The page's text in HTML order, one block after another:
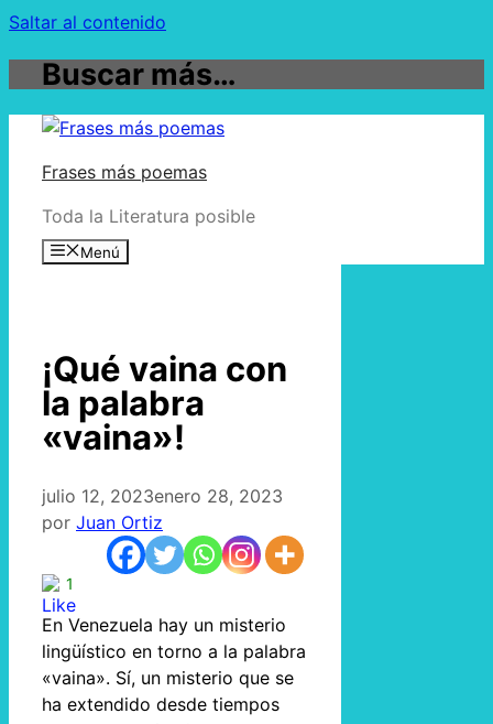
Saltar al contenido
Buscar más…
Frases más poemas
Toda la Literatura posible
Menú
¡Qué vaina con
la palabra
«vaina»!
julio 12, 2023enero 28, 2023
por Juan Ortiz
1
En Venezuela hay un misterio
lingüístico en torno a la palabra
«vaina». Sí, un misterio que se
ha extendido desde tiempos